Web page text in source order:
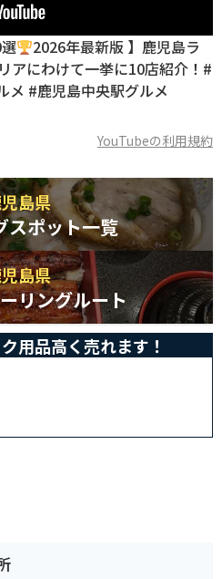
2026年最新版 】鹿児島ラ
アにわけて一挙に10店紹介！#
メ #鹿児島中央駅グルメ
YouTubeの利用規約
島県
スポット一覧
島県
リングルート
用品高く売れます！